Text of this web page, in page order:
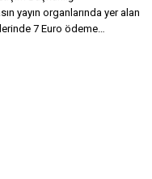
yayın organlarında yer alan
7 Euro ödeme…